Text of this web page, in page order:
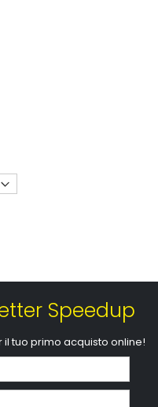
Speedup
il tuo primo acquisto online!